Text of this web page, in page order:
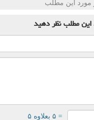
مطلبنظر دهید
= ۵ بعلاوه ۵